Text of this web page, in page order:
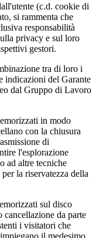
(c.d. cookie di
si rammenta che
responsabilità
privacy e sul loro
gestori.
tra di loro i
indicazioni del Garante
dal Gruppo di Lavoro
in modo
con la chiusura
di
l'esplorazione
ad altre tecniche
la riservatezza della
sul disco
da parte
i visitatori che
il medesimo